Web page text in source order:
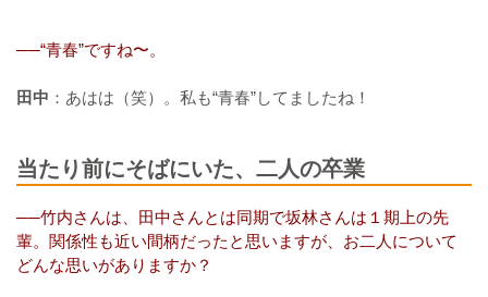
──“青春”ですね〜。
田中 ：あはは（笑）。私も“青春”してましたね！
当たり前にそばにいた、二人の卒業
──竹内さんは、田中さんとは同期で坂林さんは１期上の先
輩。関係性も近い間柄だったと思いますが、お二人について
どんな思いがありますか？